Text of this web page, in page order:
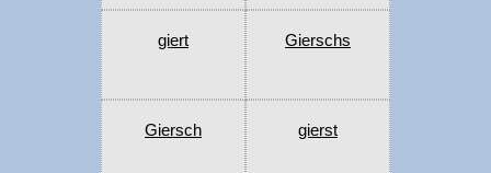
giert Gierschs
Giersch gierst